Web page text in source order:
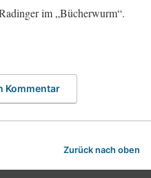
im „Bücherwurm“.
Kommentar
Zurück nach oben